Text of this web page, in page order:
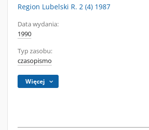
Region Lubelski R. 2 (4) 1987
Data wydania:
1990
Typ zasobu:
czasopismo
Więcej